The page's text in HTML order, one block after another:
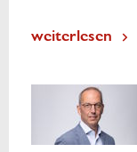
weiterlesen